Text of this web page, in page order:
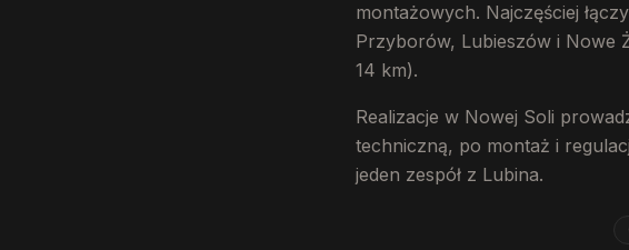
montażowych. Najczęściej
Przyborów, Lubieszów i Nowe
14 km).
Realizacje w Nowej Soli
techniczną, po montaż i
jeden zespół z Lubina.